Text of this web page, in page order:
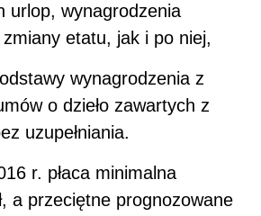
urlop, wynagrodzenia
etatu, jak i po niej,
wynagrodzenia z
o dzieło zawartych z
uzupełniania.
r. płaca minimalna
a przeciętne prognozowane